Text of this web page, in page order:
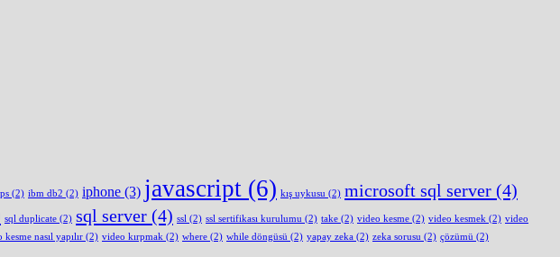
(2) ibm db2 (2) iphone (3) javascript (6) kış uykusu (2) microsoft sql server (4)
sql duplicate (2) sql server (4) ssl (2) ssl sertifikası kurulumu (2) take (2) video kesme (2) video kesmek (2) video
kesme nasıl yapılır (2) video kırpmak (2) where (2) while döngüsü (2) yapay zeka (2) zeka sorusu (2) çözümü (2)